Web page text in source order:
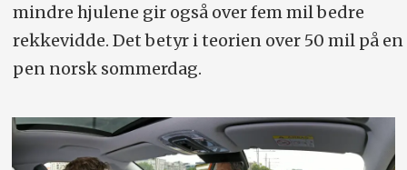
mindre hjulene gir også over fem mil bedre
rekkevidde. Det betyr i teorien over 50 mil på en
pen norsk sommerdag.